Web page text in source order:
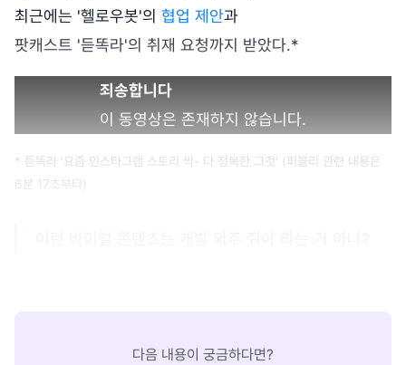
최근에는 '헬로우봇'의 협업 제안과
팟캐스트 '듣똑라'의 취재 요청까지 받았다.*
죄송합니다
이 동영상은 존재하지 않습니다.
* 듣똑라 '요즘 인스타그램 스토리 싹- 다 정복한 그것' (퍼블리 관련 내용은
6분 17초부터)
다음 내용이 궁금하다면?